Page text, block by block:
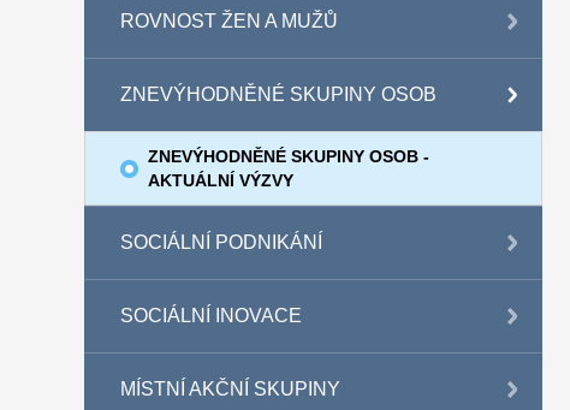
ROVNOST ŽEN A MUŽŮ
ZNEVÝHODNĚNÉ SKUPINY OSOB
ZNEVÝHODNĚNÉ SKUPINY OSOB -
AKTUÁLNÍ VÝZVY
SOCIÁLNÍ PODNIKÁNÍ
SOCIÁLNÍ INOVACE
MÍSTNÍ AKČNÍ SKUPINY